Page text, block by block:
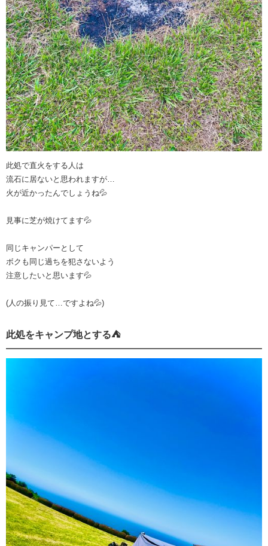
此処で直火をする人は
流石に居ないと思われますが…
火が近かったんでしょうね💦
見事に芝が焼けてます💦
同じキャンパーとして
ボクも同じ過ちを犯さないよう
注意したいと思います💦
(人の振り見て…ですよね💦)
此処をキャンプ地とする⛺️